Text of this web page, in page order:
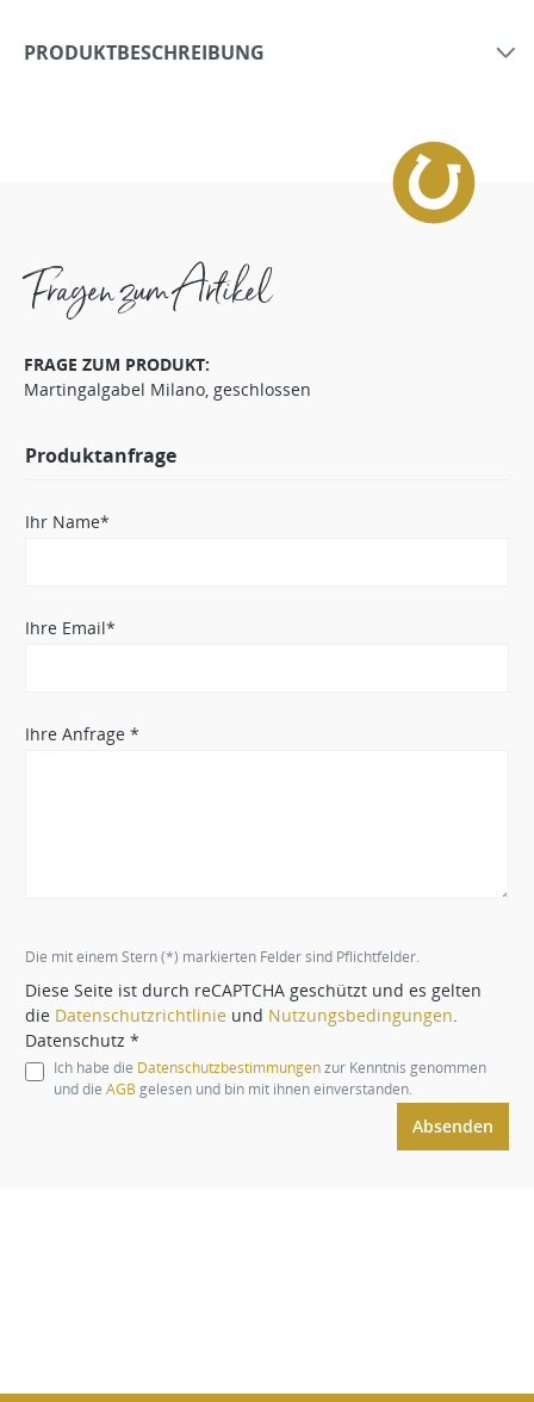
PRODUKTBESCHREIBUNG
Fragen zum Artikel
FRAGE ZUM PRODUKT:
Martingalgabel Milano, geschlossen
Produktanfrage
Ihr Name*
Ihre Email*
Ihre Anfrage *
Die mit einem Stern (*) markierten Felder sind Pflichtfelder.
Diese Seite ist durch reCAPTCHA geschützt und es gelten
die Datenschutzrichtlinie und Nutzungsbedingungen
Datenschutz *
Ich habe die Datenschutzbestimmungenzur Kenntnis genommen
und die AGB gelesen und bin mit ihnen einverstanden.
Absenden